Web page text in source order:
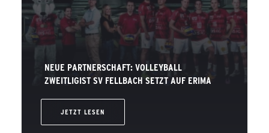
NEUE PARTNERSCHAFT: VOLLEYBALL
ZWEITLIGIST SV FELLBACH SETZT AUF ERIMA
JETZT LESEN